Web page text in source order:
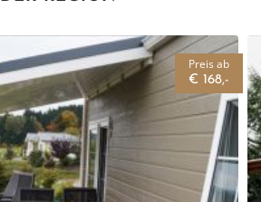
Preis ab
€ 168,-